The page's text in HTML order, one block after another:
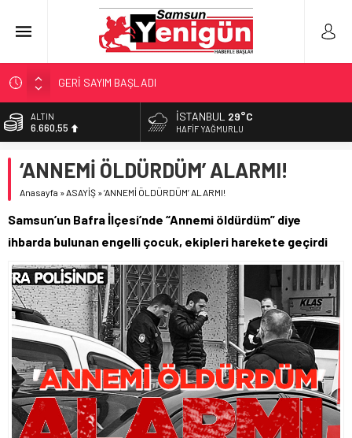
GERİ SAYIM BAŞLADI
SAMSUNSPOR’DA HEDEF 5’İNCİLİK!
‘BAFRA’YA YATIRIM YAPIN!’
YÖNETİCİ SEÇERKEN YAPILAN EN BÜYÜK HATALAR
ALTIN
6.660,55
13.779,39
DOLAR
55,1881
İSTANBUL 29°C
HAFIF YAĞMURLU
‘ANNEMİ ÖLDÜRDÜM’ ALARMI!
Anasayfa »ASAYİŞ »‘ANNEMİ ÖLDÜRDÜM’ ALARMI!
Samsun’un Bafra İlçesi’nde “Annemi öldürdüm” diye
ihbarda bulunan engelli çocuk, ekipleri harekete geçirdi